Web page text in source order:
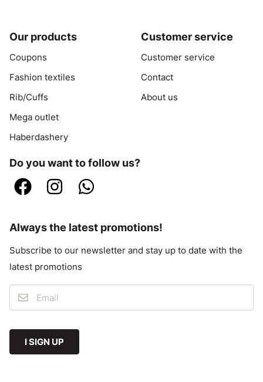
Our products
Coupons
Fashion textiles
Rib/Cuffs
Mega outlet
Haberdashery
Customer service
Customer service
Contact
About us
Do you want to follow us?
Always the latest promotions!
Subscribe to our newsletter and stay up to date with the
latest promotions
I SIGN UP